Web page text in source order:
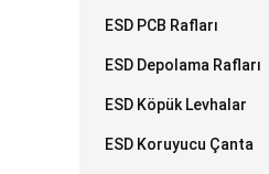
ESD PCB Rafları
ESD Depolama Rafları
ESD Köpük Levhalar
ESD Koruyucu Çanta